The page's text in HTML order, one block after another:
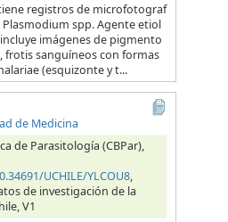
registros de microfotograf
spp. Agente etiol
imágenes de pigmento
frotis sanguíneos con formas
(esquizonte y t...
de Medicina
de Parasitología (CBPar),
UCHILE/YLCOU8,
de investigación de la
V1